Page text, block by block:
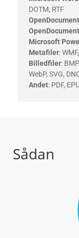
DOTM, RTF
OpenDocument
OpenDocument
Microsoft
Metafiler:
Billedfiler:
WebP, SVG,
Andet: PDF,
Sådan